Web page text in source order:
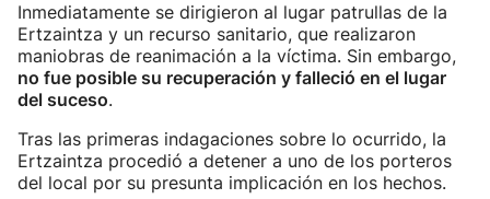
Inmediatamente se dirigieron al lugar patrullas de la
Ertzaintza y un recurso sanitario, que realizaron
maniobras de reanimación a la víctima. Sin embargo,
no fue posible su recuperación y falleció en el lugar
del suceso.
Tras las primeras indagaciones sobre lo ocurrido, la
Ertzaintza procedió a detener a uno de los porteros
del local por su presunta implicación en los hechos.